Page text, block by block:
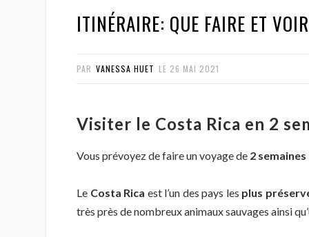
ITINÉRAIRE: QUE FAIRE ET
PAR VANESSA HUET LE 26 MAI 2021
Visiter le Costa Rica en 2
Vous prévoyez de faire un voyage de 2
Le Costa Rica est l’un des pays les plus
très près de nombreux animaux sauvages ainsi